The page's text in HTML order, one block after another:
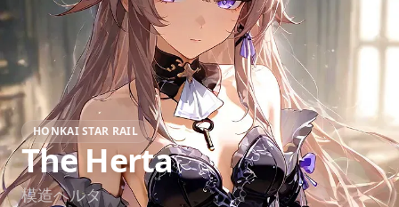
HONKAI STAR RAIL
The Herta
模造ヘルタ